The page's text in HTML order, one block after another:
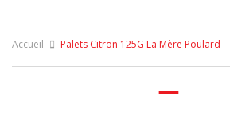
Accueil Palets Citron 125G La Mère Poulard
